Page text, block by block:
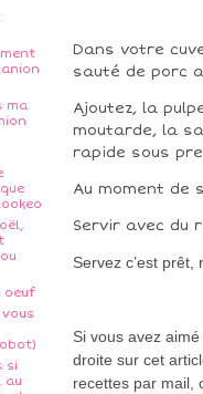
ma
oeuf
si
au
Dans votre
sauté de porc
Ajoutez, la
moutarde, la
rapide sous
Au moment de
Servir avec du
Servez c’est prêt,
Si vous avez
droite sur cet
recettes par mail,